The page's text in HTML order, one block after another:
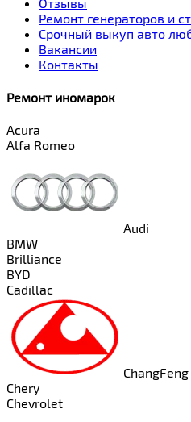
Отзывы
Ремонт генераторов и
Cрочный выкуп авто
Вакансии
Контакты
Ремонт иномарок
Acura
Alfa Romeo
Audi
BMW
Brilliance
BYD
Cadillac
ChangFeng
Chery
Chevrolet